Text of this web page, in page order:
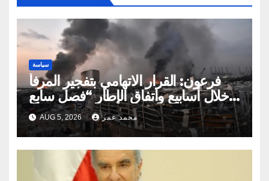
سياسة
فرعون: القرار الاتهامي بتفجير المرفأ
خلال أسابيع واتفاق الإطار “فصل سابع
ونصف”
AUG 5, 2026 محمد عمر